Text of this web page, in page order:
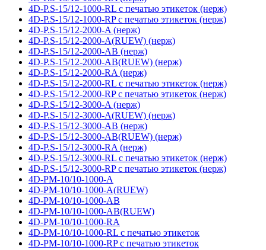
4D-P.S-15/12-1000-RL с печатью этикеток (нерж)
4D-P.S-15/12-1000-RP с печатью этикеток (нерж)
4D-P.S-15/12-2000-A (нерж)
4D-P.S-15/12-2000-A(RUEW) (нерж)
4D-P.S-15/12-2000-AB (нерж)
4D-P.S-15/12-2000-AB(RUEW) (нерж)
4D-P.S-15/12-2000-RA (нерж)
4D-P.S-15/12-2000-RL с печатью этикеток (нерж)
4D-P.S-15/12-2000-RP с печатью этикеток (нерж)
4D-P.S-15/12-3000-A (нерж)
4D-P.S-15/12-3000-A(RUEW) (нерж)
4D-P.S-15/12-3000-AB (нерж)
4D-P.S-15/12-3000-AB(RUEW) (нерж)
4D-P.S-15/12-3000-RA (нерж)
4D-P.S-15/12-3000-RL с печатью этикеток (нерж)
4D-P.S-15/12-3000-RP с печатью этикеток (нерж)
4D-PM-10/10-1000-A
4D-PM-10/10-1000-A(RUEW)
4D-PM-10/10-1000-AB
4D-PM-10/10-1000-AB(RUEW)
4D-PM-10/10-1000-RA
4D-PM-10/10-1000-RL с печатью этикеток
4D-PM-10/10-1000-RP с печатью этикеток